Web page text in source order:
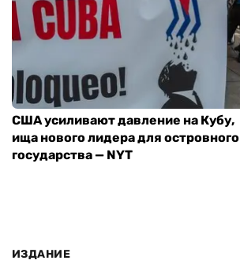
США усиливают давление на Кубу,
ища нового лидера для островного
государства — NYT
ИЗДАНИЕ